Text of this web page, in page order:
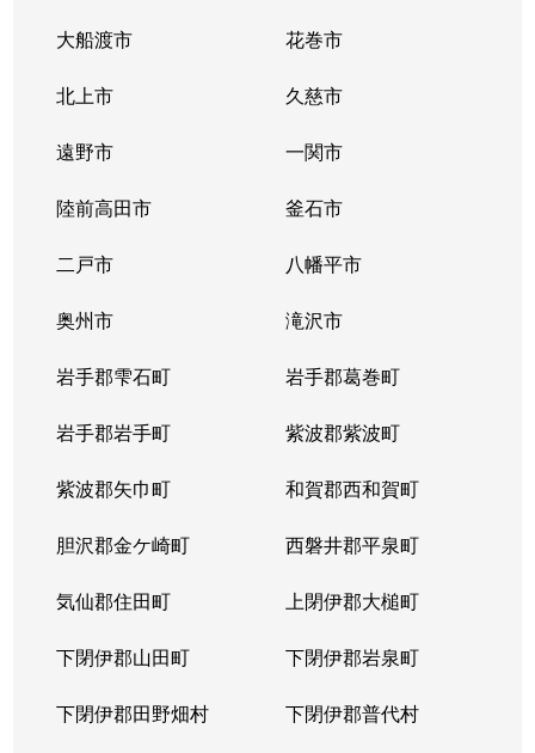
大船渡市 花巻市
北上市 久慈市
遠野市 一関市
陸前高田市 釜石市
二戸市 八幡平市
奥州市 滝沢市
岩手郡雫石町 岩手郡葛巻町
岩手郡岩手町 紫波郡紫波町
紫波郡矢巾町 和賀郡西和賀町
胆沢郡金ケ崎町 西磐井郡平泉町
気仙郡住田町 上閉伊郡大槌町
下閉伊郡山田町 下閉伊郡岩泉町
下閉伊郡田野畑村 下閉伊郡普代村